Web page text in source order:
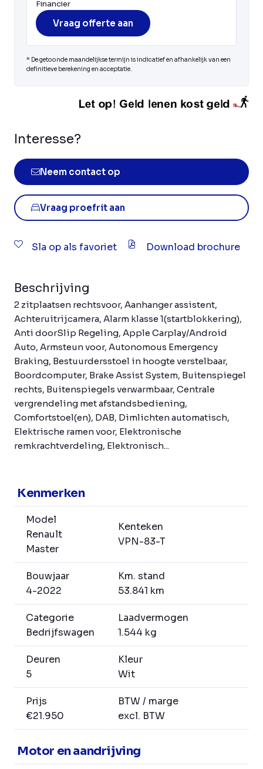
Financier
Vraag offerte aan
* De getoonde maandelijkse termijn is indicatief en afhankelijk van een
definitieve berekening en acceptatie.
Interesse?
Neem contact op
Vraag proefrit aan
Sla op als favoriet Download brochure
Beschrijving
2 zitplaatsen rechtsvoor, Aanhanger assistent,
Achteruitrijcamera, Alarm klasse 1(startblokkering),
Anti doorSlip Regeling, Apple Carplay/Android
Auto, Armsteun voor, Autonomous Emergency
Braking, Bestuurdersstoel in hoogte verstelbaar,
Boordcomputer, Brake Assist System, Buitenspiegel
rechts, Buitenspiegels verwarmbaar, Centrale
vergrendeling met afstandsbediening,
Comfortstoel(en), DAB, Dimlichten automatisch,
Elektrische ramen voor, Elektronische
remkrachtverdeling, Elektronisch...
Kenmerken
Model
Renault
Master
Kenteken
VPN-83-T
Bouwjaar
4-2022
Km. stand
53.841 km
Categorie
Bedrijfswagen
Laadvermogen
1.544 kg
Deuren
5
Kleur
Wit
Prijs
€21.950
BTW / marge
excl. BTW
Motor en aandrijving